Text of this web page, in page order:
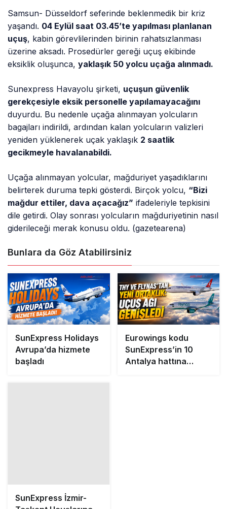
Samsun- Düsseldorf seferinde beklenmedik bir kriz
yaşandı. 04 Eylül saat 03.45’te yapılması planlanan
uçuş, kabin görevlilerinden birinin rahatsızlanması
üzerine aksadı. Prosedürler gereği uçuş ekibinde
eksiklik oluşunca,yaklaşık 50 yolcu uçağa alınmadı.
Sunexpress Havayolu şirketi, uçuşun güvenlik
gerekçesiyle eksik personelle yapılamayacağını
duyurdu. Bu nedenle uçağa alınmayan yolcuların
bagajları indirildi, ardından kalan yolcuların valizleri
yeniden yüklenerek uçak yaklaşık 2 saatlik
gecikmeyle havalanabildi.
Uçağa alınmayan yolcular, mağduriyet yaşadıklarını
belirterek duruma tepki gösterdi. Birçok yolcu, “Bizi
mağdur ettiler, dava açacağız” ifadeleriyle tepkisini
dile getirdi. Olay sonrası yolcuların mağduriyetinin nasıl
giderileceği merak konusu oldu. (gazetearena)
Bunlara da Göz Atabilirsiniz
SunExpress Holidays
Avrupa’da hizmete
başladı
Eurowings kodu
SunExpress’in 10
Antalya hattına